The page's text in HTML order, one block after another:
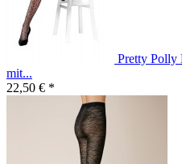
Pretty Polly
mit...
22,50 € *